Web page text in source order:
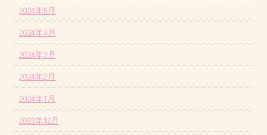
2024年5月
2024年4月
2024年3月
2024年2月
2024年1月
2023年12月